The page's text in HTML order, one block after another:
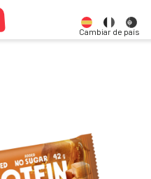
Cambiar de país